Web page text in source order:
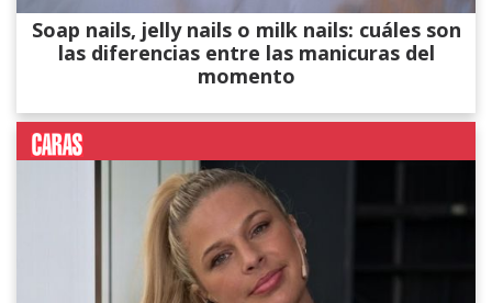
Soap nails, jelly nails o milk nails: cuáles son
las diferencias entre las manicuras del
momento